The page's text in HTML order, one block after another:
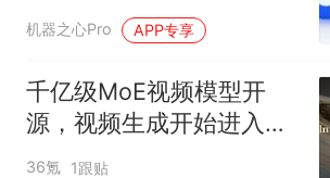
「潜思维链」思考
机器之心Pro APP专享
千亿级MoE视频模型开
源，视频生成开始进入下
一条Scaling Law
36氪 1跟贴